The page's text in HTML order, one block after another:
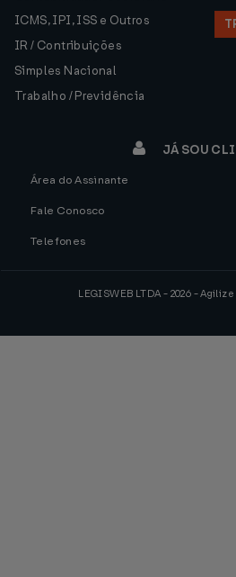
ICMS, IPI, ISS e Outros
IR / Contribuições
Simples Nacional
Trabalho / Previdência
JÁ SOU
Área do Assinante
Fale Conosco
Telefones
LEGISWEB LTDA - 2026 -